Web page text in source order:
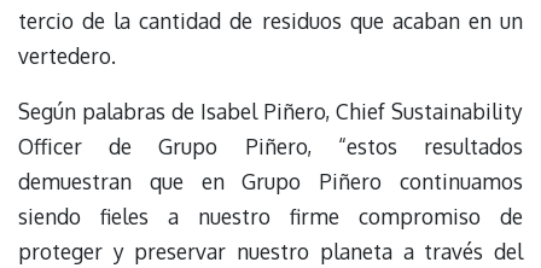
tercio de la cantidad de residuos que acaban en un
vertedero.
Según palabras de Isabel Piñero, Chief Sustainability
Officer de Grupo Piñero, “estos resultados
demuestran que en Grupo Piñero continuamos
siendo fieles a nuestro firme compromiso de
proteger y preservar nuestro planeta a través del